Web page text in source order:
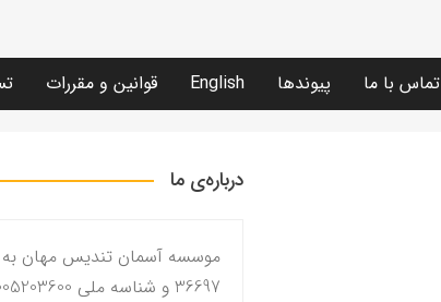
تماس با ما پیوندها English قوانین و مقررات
درباره‌ی ما
موسسه آسمان تندیس مهان
36697 و شناسه ملی 14005203600